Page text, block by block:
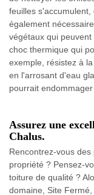
feuilles
également
végétaux qui
choc thermique qui
exemple, résistez à
en l'arrosant d'eau
pourrait
Assurez une
Chalus.
Rencontrez-vous
propriété ? Pensez-
toiture de qualité ?
domaine, Site